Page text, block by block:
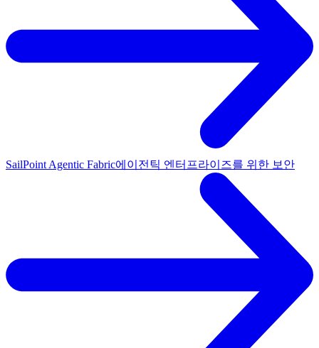
SailPoint Agentic Fabric에이전틱 엔터프라이즈를 위한 보안